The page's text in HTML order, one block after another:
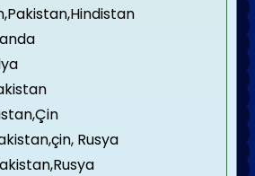
Rusya